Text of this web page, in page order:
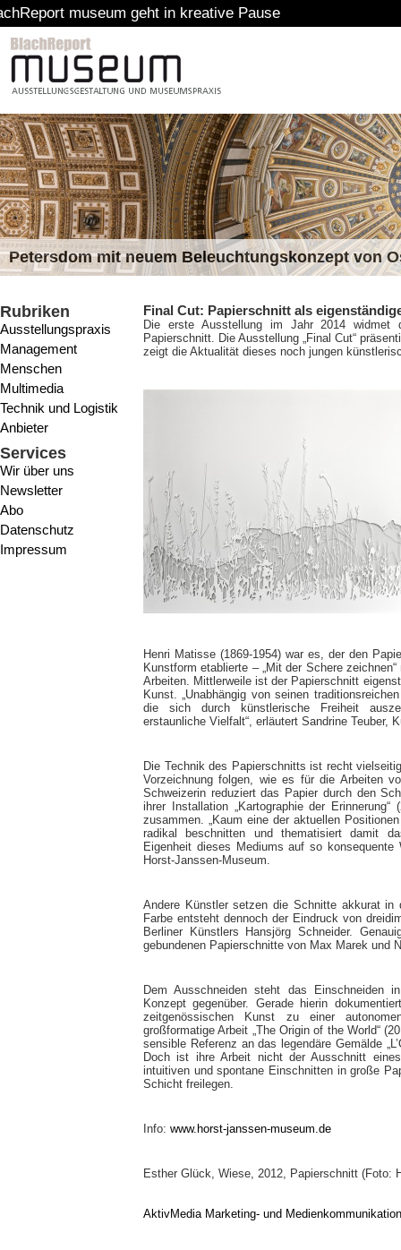
geht in kreative Pause
Petersdom mit neuem Beleuchtungskonzept von
Rubriken
Ausstellungspraxis
Management
Menschen
Multimedia
Technik und Logistik
Anbieter
Services
Wir über uns
Newsletter
Abo
Datenschutz
Impressum
Final Cut: Papierschnitt als
Die erste Ausstellung im Jahr 2014 widmet
Papierschnitt. Die Ausstellung „Final Cut“
zeigt die Aktualität dieses noch jungen
Henri Matisse (1869-1954) war es, der den
Kunstform etablierte – „Mit der Schere
Arbeiten. Mittlerweile ist der Papierschnitt
Kunst. „Unabhängig von seinen
die sich durch künstlerische Freiheit
erstaunliche Vielfalt“, erläutert Sandrine Teuber,
Die Technik des Papierschnitts ist recht
Vorzeichnung folgen, wie es für die Arbeiten
Schweizerin reduziert das Papier durch den
ihrer Installation „Kartographie der
zusammen. „Kaum eine der aktuellen
radikal beschnitten und thematisiert damit
Eigenheit dieses Mediums auf so
Horst-Janssen-Museum.
Andere Künstler setzen die Schnitte akkurat
Farbe entsteht dennoch der Eindruck von
Berliner Künstlers Hansjörg Schneider.
gebundenen Papierschnitte von Max Marek und
Dem Ausschneiden steht das Einschneiden
Konzept gegenüber. Gerade hierin
zeitgenössischen Kunst zu einer
großformatige Arbeit „The Origin of the World“
sensible Referenz an das legendäre Gemälde
Doch ist ihre Arbeit nicht der Ausschnitt
intuitiven und spontane Einschnitten in große
Schicht freilegen.
Info: www.horst-janssen-museum.de
Esther Glück, Wiese, 2012, Papierschnitt (Foto:
AktivMedia Marketing- und